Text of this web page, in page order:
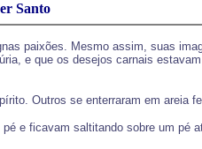
Santo
paixões. Mesmo assim, suas
e que os desejos carnais
Outros se enterraram em areia
e ficavam saltitando sobre um pé